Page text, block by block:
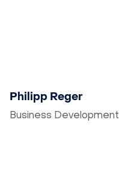
Philipp Reger
Business Development